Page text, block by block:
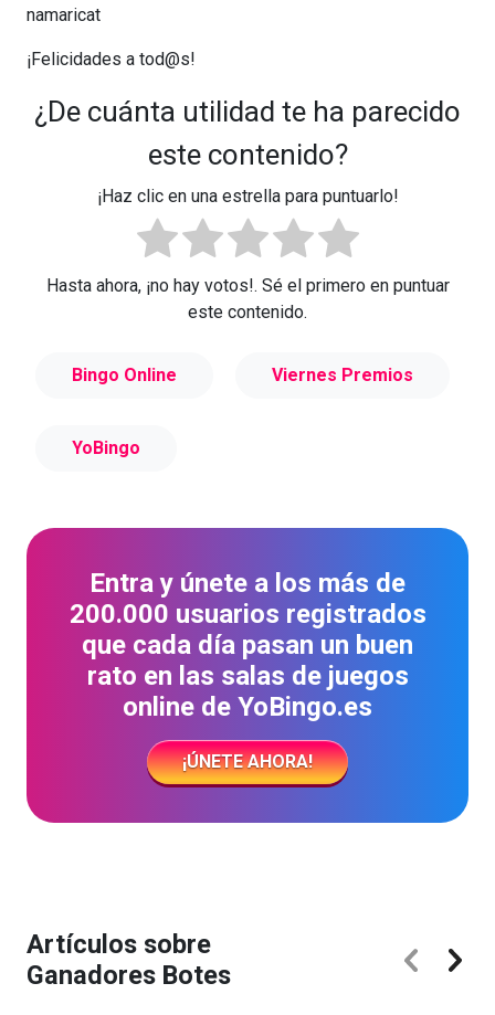
namaricat
¡Felicidades a tod@s!
¿De cuánta utilidad te ha parecido
este contenido?
¡Haz clic en una estrella para puntuarlo!
Hasta ahora, ¡no hay votos!. Sé el primero en puntuar
este contenido.
Bingo Online Viernes Premios
YoBingo
Entra y únete a los más de
200.000 usuarios registrados
que cada día pasan un buen
rato en las salas de juegos
online de YoBingo.es
¡ÚNETE AHORA!
Artículos sobre
Ganadores Botes